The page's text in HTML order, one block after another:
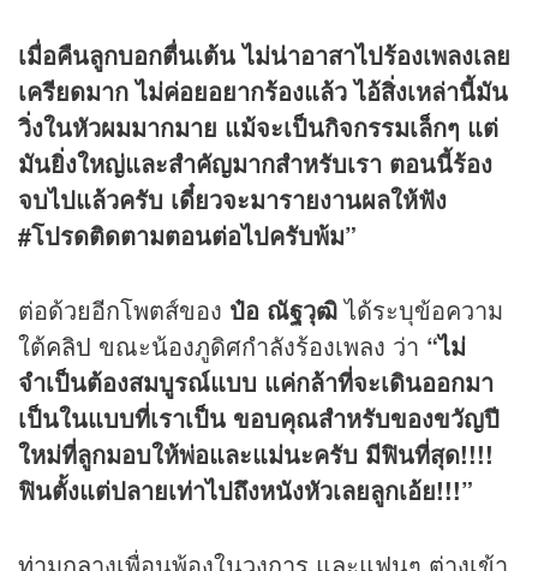
เมื่อคืนลูกบอกตื่นเต้น ไม่น่าอาสาไปร้องเพลงเลย
เครียดมาก ไม่ค่อยอยากร้องแล้ว ไอ้สิ่งเหล่านี้มัน
วิ่งในหัวผมมากมาย แม้จะเป็นกิจกรรมเล็กๆ แต่
มันยิ่งใหญ่และสำคัญมากสำหรับเรา ตอนนี้ร้อง
จบไปแล้วครับ เดี๋ยวจะมารายงานผลให้ฟัง
#โปรดติดตามตอนต่อไปครับพ้ม”
ต่อด้วยอีกโพตส์ของ ป๋อ ณัฐวุฒิได้ระบุข้อความ
ใต้คลิป ขณะน้องภูดิศกำลังร้องเพลง ว่า “ไม่
จำเป็นต้องสมบูรณ์แบบ แค่กล้าที่จะเดินออกมา
เป็นในแบบที่เราเป็น ขอบคุณสำหรับของขวัญปี
ใหม่ที่ลูกมอบให้พ่อและแม่นะครับ มีฟินที่สุด!!!!
ฟินตั้งแต่ปลายเท่าไปถึงหนังหัวเลยลูกเอ้ย!!!”